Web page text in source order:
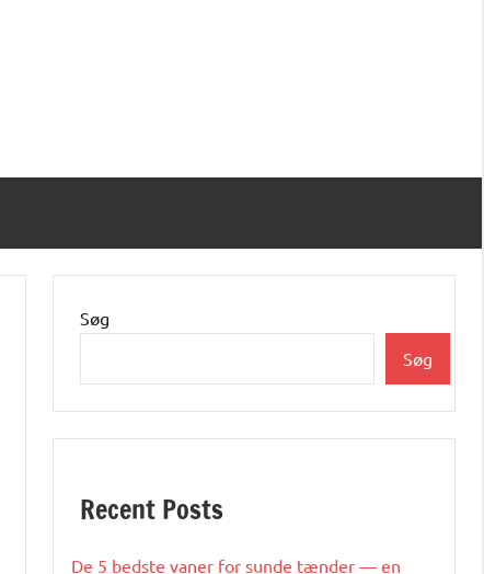
Søg
Søg
Recent Posts
De 5 bedste vaner for sunde tænder — en